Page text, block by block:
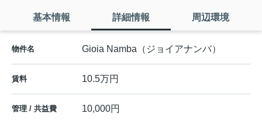
基本情報 詳細情報 周辺環境
物件名 Gioia Namba（ジョイアナンバ）
賃料 10.5万円
管理 / 共益費 10,000円